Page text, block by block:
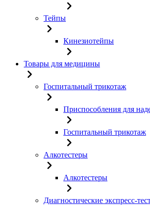
Тейпы
Кинезиотейпы
Товары для медицины
Госпитальный трикотаж
Приспособления для
Госпитальный трикотаж
Алкотестеры
Алкотестеры
Диагностические экспресс-